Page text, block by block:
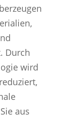
Durch
wird
aus